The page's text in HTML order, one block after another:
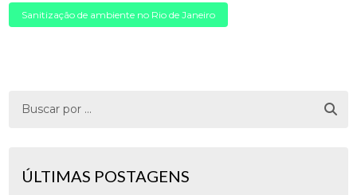
Sanitização de ambiente no Rio de Janeiro
ÚLTIMAS POSTAGENS